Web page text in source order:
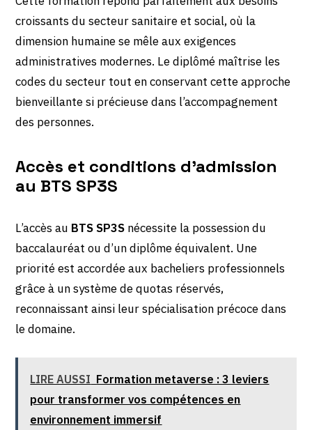
croissants du secteur sanitaire et social, où la
dimension humaine se mêle aux exigences
administratives modernes. Le diplômé maîtrise les
codes du secteur tout en conservant cette approche
bienveillante si précieuse dans l’accompagnement
des personnes.
Accès et conditions d’admission
au BTS SP3S
L’accès au BTS SP3S nécessite la possession du
baccalauréat ou d’un diplôme équivalent. Une
priorité est accordée aux bacheliers professionnels
grâce à un système de quotas réservés,
reconnaissant ainsi leur spécialisation précoce dans
le domaine.
LIRE AUSSI Formation metaverse : 3 leviers
pour transformer vos compétences en
environnement immersif